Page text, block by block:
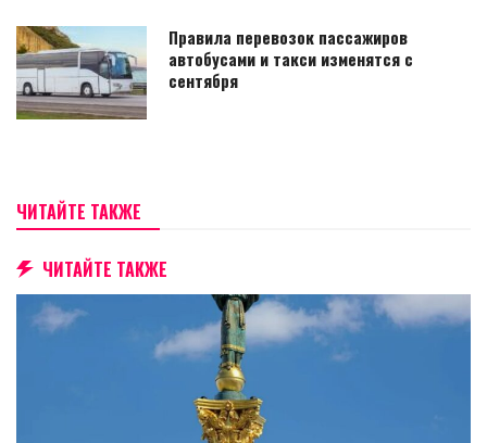
Правила перевозок пассажиров
автобусами и такси изменятся с
сентября
ЧИТАЙТЕ ТАКЖЕ
ЧИТАЙТЕ ТАКЖЕ